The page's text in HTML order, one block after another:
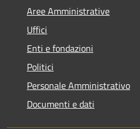
Aree Amministrative
Uffici
Enti e fondazioni
Politici
Personale Amministrativo
Documenti e dati